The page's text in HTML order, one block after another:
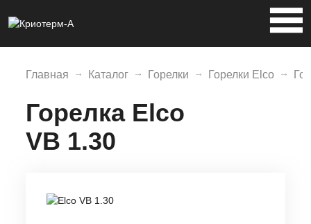
Главная Каталог Горелки Горелки Elco
Горелка Elco
VB 1.30